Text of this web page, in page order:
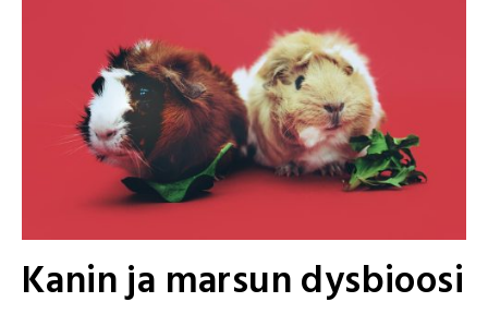
Kanin ja marsun dysbioosi